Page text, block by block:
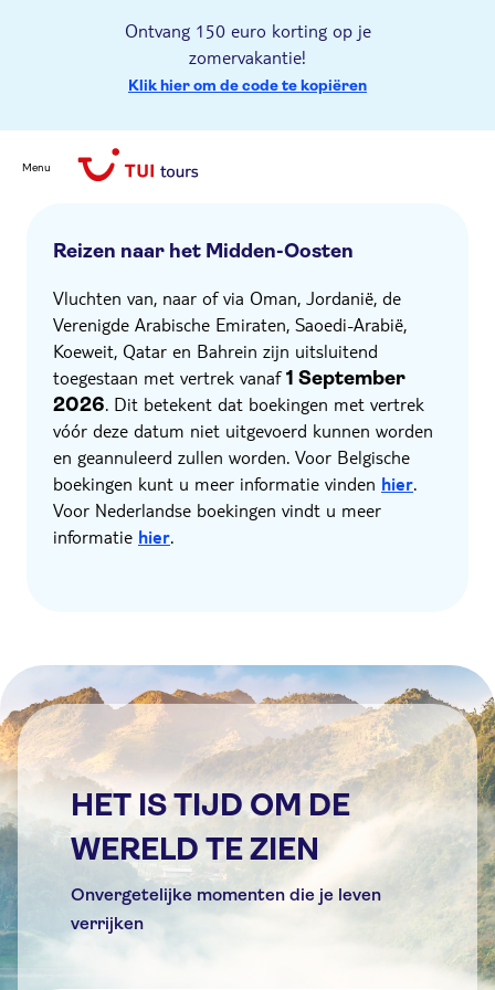
Ontvang 150 euro korting op je
zomervakantie!
Klik hier om de code te kopiëren
Menu
Reizen naar het Midden-Oosten
Vluchten van, naar of via Oman, Jordanië, de
Verenigde Arabische Emiraten, Saoedi-Arabië,
Koeweit, Qatar en Bahrein zijn uitsluitend
toegestaan met vertrek vanaf1 September
2026. Dit betekent dat boekingen met vertrek
vóór deze datum niet uitgevoerd kunnen worden
en geannuleerd zullen worden. Voor Belgische
boekingen kunt u meer informatie vinden hier.
Voor Nederlandse boekingen vindt u meer
informatie hier.
HET IS TIJD OM DE
WERELD TE ZIEN
Onvergetelijke momenten die je leven
verrijken